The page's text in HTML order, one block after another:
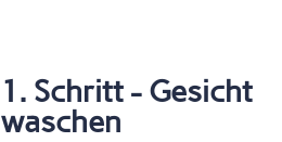
1. Schritt - Gesicht
waschen